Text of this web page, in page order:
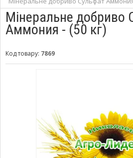
Мінеральне добриво
Аммония - (50 кг)
Код товару: 7869